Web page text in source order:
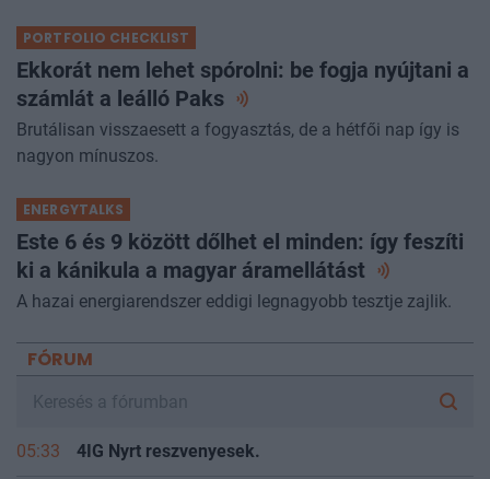
PORTFOLIO CHECKLIST
Ekkorát nem lehet spórolni: be fogja nyújtani a
számlát a leálló Paks
Brutálisan visszaesett a fogyasztás, de a hétfői nap így is
nagyon mínuszos.
ENERGYTALKS
Este 6 és 9 között dőlhet el minden: így feszíti
ki a kánikula a magyar áramellátást
A hazai energiarendszer eddigi legnagyobb tesztje zajlik.
FÓRUM
05:33 4IG Nyrt reszvenyesek.